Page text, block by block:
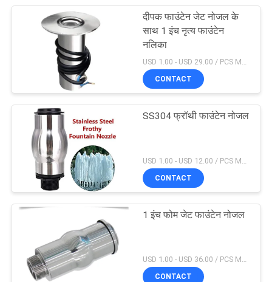
दीपक फाउंटेन जेट नोजल के
साथ 1 इंच नृत्य फाउंटेन
नलिका
CONTACT
SS304 फ्रॉथी फाउंटेन नोजल
CONTACT
1 इंच फोम जेट फाउंटेन नोजल
USD 1.00 - USD 36.00 / PCS MOQ:1 टुकड़ा
CONTACT